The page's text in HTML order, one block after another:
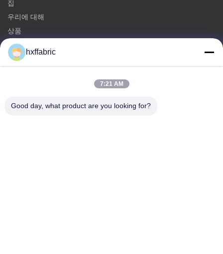
집
우리에 대해
상품
문의하기
SBR 네오프렌 직물
hxffabric
7:21 AM
Good day, what product are you looking for?